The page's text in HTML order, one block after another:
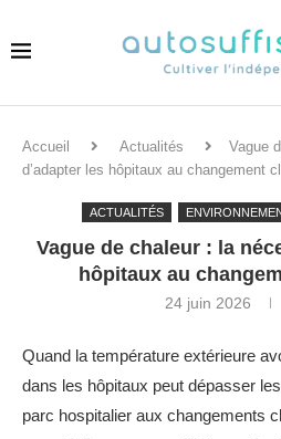
Accueil Actualités
Vague
d’adapter les hôpitaux au changement
ACTUALITÉS
Vague de chaleur : la
hôpitaux au
24 juin 2026
Quand la température extérieure
dans les hôpitaux peut dépasser
parc hospitalier aux changements